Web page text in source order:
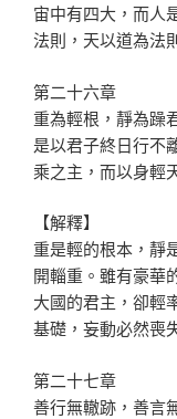
宙中有四大，而人
法則，天以道為法
第二十六章
重為輕根，靜為躁
是以君子終日行不
乘之主，而以身輕
【解釋】
重是輕的根本，靜
開輜重。雖有豪華
大國的君主，卻輕
基礎，妄動必然喪
第二十七章
善行無轍跡，善言